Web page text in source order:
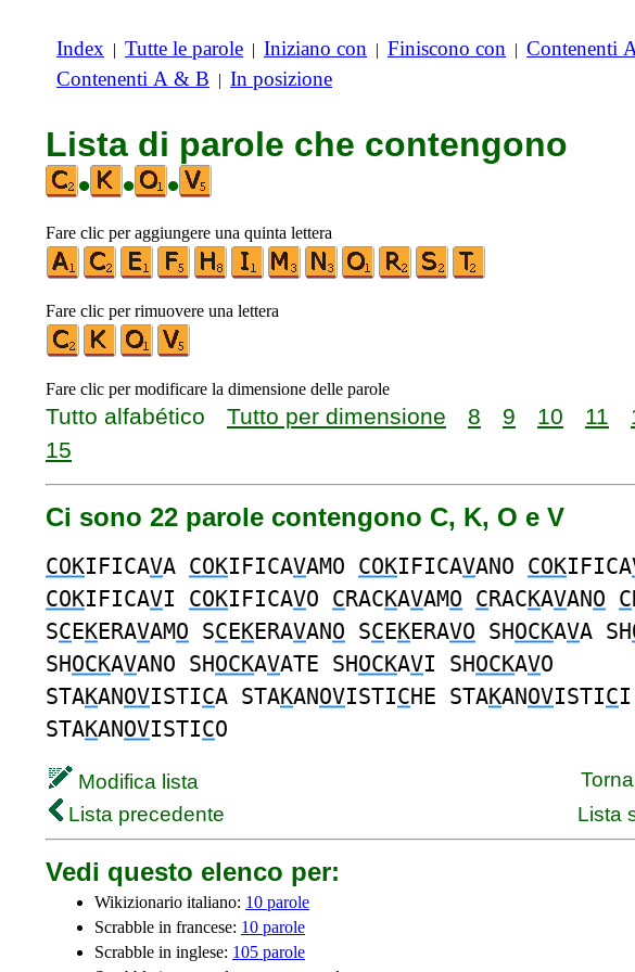
Index | Tutte le parole | Iniziano con | Finiscono con | Contenenti
Contenenti A & B | In posizione
Lista di parole che contengono
•
• •
Fare clic per aggiungere una quinta lettera
Fare clic per rimuovere una lettera
Fare clic per modificare la dimensione delle parole
Tutto alfabético Tutto per dimensione 8 9 10 11
15
Ci sono 22 parole contengono C, K, O e V
COKIFICAVA COKIFICAVAMO COKIFICAVANO COKIFICA
COKIFICAVI COKIFICAVO CRACKAVAMO CRACKAVANO C
SCEKERAVAMO SCEKERAVANO SCEKERAVO SHOCKAVA SH
SHOCKAVANO SHOCKAVATE SHOCKAVI SHOCKAVO
STAKANOVISTICA STAKANOVISTICHE STAKANOVISTICI
STAKANOVISTICO
Modifica lista
Lista precedente
Lista
Vedi questo elenco per:
Wikizionario italiano: 10 parole
Scrabble in francese: 10 parole
Scrabble in inglese: 105 parole